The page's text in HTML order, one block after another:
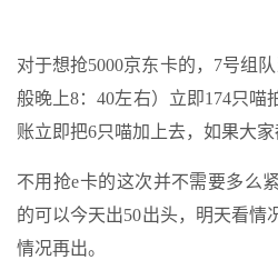
对于想抢5000京东卡的，7号组
般晚上8：40左右）立即174只喵
账立即把6只喵加上去，如果大家
不用抢e卡的这次并不需要多么
的可以今天出50出头，明天看情
情况再出。